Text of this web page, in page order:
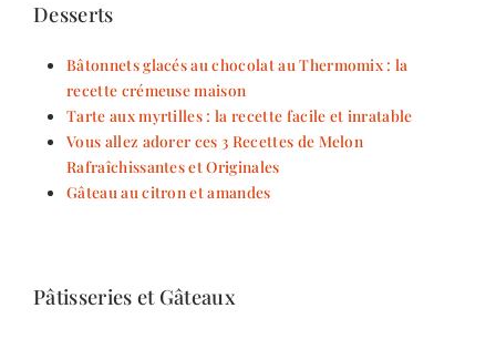
Desserts
Bâtonnets glacés au chocolat au Thermomix : la
recette crémeuse maison
Tarte aux myrtilles : la recette facile et inratable
Vous allez adorer ces 3 Recettes de Melon
Rafraîchissantes et Originales
Gâteau au citron et amandes
Pâtisseries et Gâteaux